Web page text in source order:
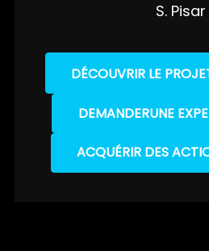
S. Pisar
DÉCOUVRIR LE
DEMANDERUNE
ACQUÉRIR DES